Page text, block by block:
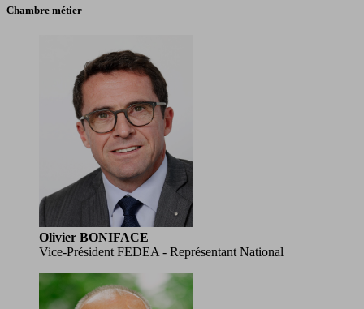
Chambre métier
Olivier BONIFACE
Vice-Président FEDEA - Représentant National